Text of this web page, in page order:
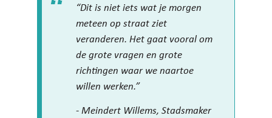
“Dit is niet iets wat je morgen
meteen op straat ziet
veranderen. Het gaat vooral om
de grote vragen en grote
richtingen waar we naartoe
willen werken.”
- Meindert Willems, Stadsmaker